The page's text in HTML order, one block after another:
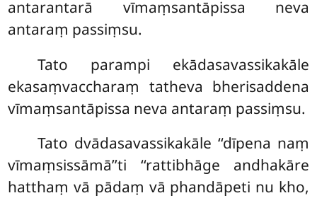
antarantarā vīmaṃsantāpissa neva
antaraṃ passiṃsu.
Tato parampi ekādasavassikakāle
ekasaṃvaccharaṃ tatheva bherisaddena
vīmaṃsantāpissa neva antaraṃ passiṃsu.
Tato dvādasavassikakāle ‘‘dīpena naṃ
vīmaṃsissāmā’’ti ‘‘rattibhāge andhakāre
hatthaṃ vā pādaṃ vā phandāpeti nu kho,